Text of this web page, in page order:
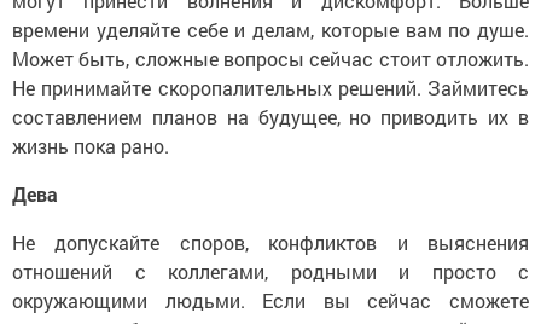
времени уделяйте себе и делам, которые вам по душе.
Может быть, сложные вопросы сейчас стоит отложить.
Не принимайте скоропалительных решений. Займитесь
составлением планов на будущее, но приводить их в
жизнь пока рано.
Дева
Не допускайте споров, конфликтов и выяснения
отношений с коллегами, родными и просто с
окружающими людьми. Если вы сейчас сможете